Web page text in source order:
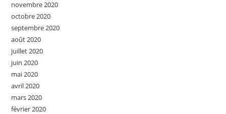
novembre 2020
octobre 2020
septembre 2020
août 2020
juillet 2020
juin 2020
mai 2020
avril 2020
mars 2020
février 2020